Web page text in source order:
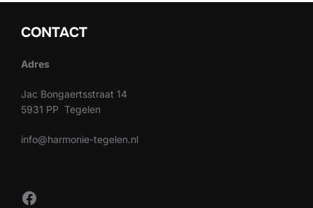
CONTACT
Adres
Jac Bongaertsstraat 14
5931 PP Tegelen
info@harmonie-tegelen.nl
Facebook